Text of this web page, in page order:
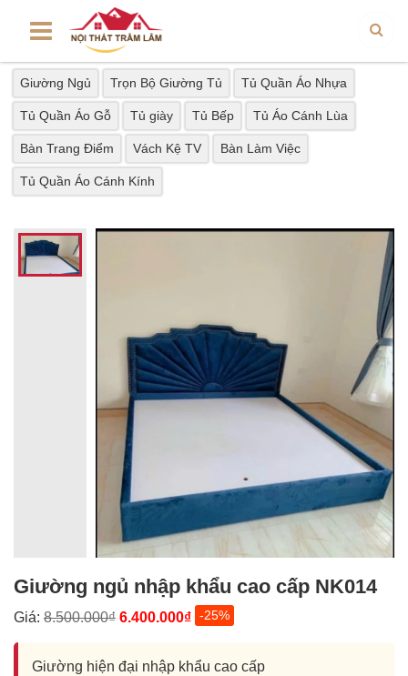
Giường Ngủ Trọn Bộ Giường Tủ Tủ Quần Áo Nhựa
Tủ Quần Áo Gỗ Tủ giày Tủ Bếp Tủ Áo Cánh Lùa
Bàn Trang Điểm Vách Kệ TV Bàn Làm Việc
Tủ Quần Áo Cánh Kính
Giường ngủ nhập khẩu cao cấp NK014
Giá: 8.500.000₫ 6.400.000₫ -25%
Giường hiện đại nhập khẩu cao cấp